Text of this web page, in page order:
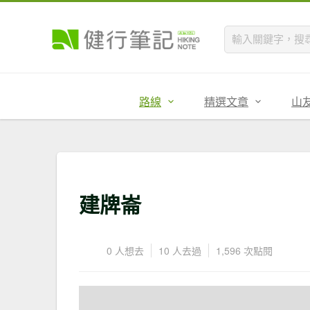
路線 精選文章 山
建牌崙
0 人想去 10 人去過 1,596 次點閱